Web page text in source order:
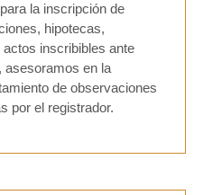
la inscripción de
hipotecas,
inscribibles ante
asesoramos en la
de observaciones
por el registrador.